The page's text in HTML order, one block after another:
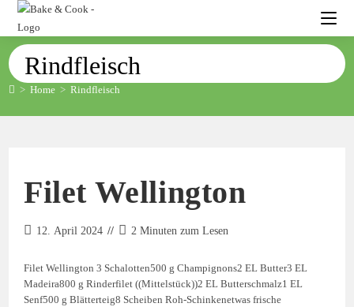
Rindfleisch
> Home > Rindfleisch
Filet Wellington
12. April 2024 2 Minuten zum Lesen
Filet Wellington 3 Schalotten500 g Champignons2 EL Butter3 EL
Madeira800 g Rinderfilet ((Mittelstück))2 EL Butterschmalz1 EL
Senf500 g Blätterteig8 Scheiben Roh-Schinkenetwas frische